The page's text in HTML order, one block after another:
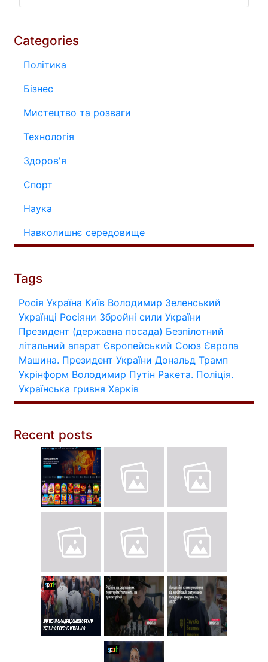
Categories
Політика
Бізнес
Мистецтво та розваги
Технологія
Здоров'я
Спорт
Наука
Навколишнє середовище
Tags
Росія Україна Київ Володимир Зеленський
Українці Росіяни Збройні сили України
Президент (державна посада) Безпілотний
літальний апарат Європейський Союз Європа
Машина. Президент України Дональд Трамп
Укрінформ Володимир Путін Ракета. Поліція.
Українська гривня Харків
Recent posts